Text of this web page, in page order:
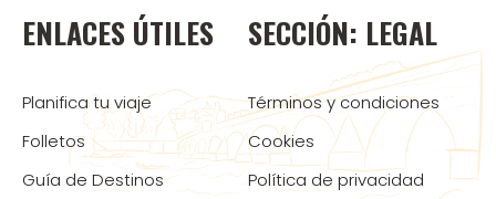
ENLACES ÚTILES
Planifica tu viaje
Folletos
Guía de Destinos
SECCIÓN: LEGAL
Términos y condiciones
Cookies
Política de privacidad